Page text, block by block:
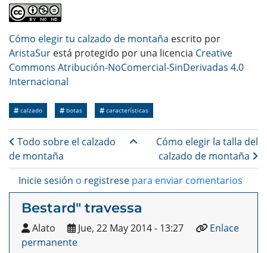
Cómo elegir tu calzado de montaña escrito por
AristaSur está protegido por una licencia Creative
Commons Atribución-NoComercial-SinDerivadas 4.0
Internacional
calzado botas características
Enlaces transversales de
Todo sobre el calzado
de montaña
Cómo elegir la talla del
calzado de montaña
Inicie sesión o registrese para enviar comentarios
Bestard" travessa
Alato Jue, 22 May 2014 - 13:27
Enlace
permanente